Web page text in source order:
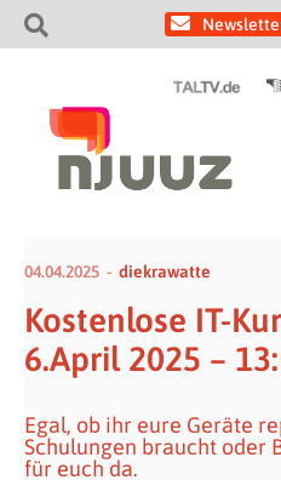
04.04.2025 diekrawatte
Kostenlose IT-
6.April 2025 –
Egal, ob ihr eure Geräte
Schulungen braucht oder
für euch da.